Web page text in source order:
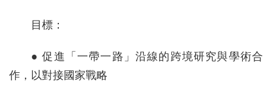
目標：
● 促進「一帶一路」沿線的跨境研究與學術合
作，以對接國家戰略